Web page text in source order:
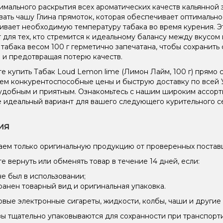
раскрытия всех ароматических качеств
чашу Глина прямоток, которая обеспечивает
необходимую температуру табака во время курения.
для тех, кто стремится к идеальному балансу между
весом 100 г герметично запечатана, чтобы
и предотвращая потерю качеств.
купить Табак Loud Lemon lime (Лимон Лайм, 100 г) прямо
конкурентоспособные цены и быструю доставку по всей
и приятным. Ознакомьтесь с нашим широким
вариант для вашего следующего курительного
только оригинальную продукцию от проверенных
вернуть или обменять товар в течение 14 дней, если:
был в использовании;
товарный вид и оригинальная упаковка.
электронные сигареты, жидкости, колбы, чаши и
тщательно упаковываются для сохранности при